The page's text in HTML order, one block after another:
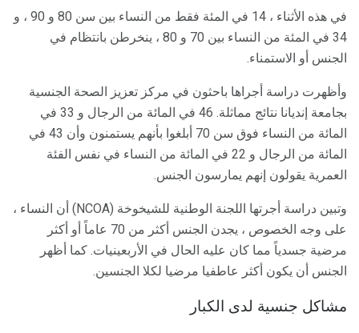
في هذه الأثناء ، 14 في المئة فقط من النساء بين سن 80 و 90 ، و
34 في المئة من النساء بين 70 و 80 ، ينخرطن بانتظام في
الجنس أو الاستمناء.
وأظهرت دراسة أجراها باحثون في مركز تعزيز الصحة الجنسية
بجامعة إنديانا نتائج مماثلة. 46 في المائة من الرجال و 33 في
المائة من النساء فوق سن 70 أبلغوا بأنهم يستمنون وأن 43 في
المائة من الرجال و 22 في المائة من النساء في نفس الفئة
العمرية يقولون إنهم يمارسون الجنس.
وتبين دراسة أجرتها اللجنة الوطنية للشيخوخة (NCOA) أن النساء ،
على وجه الخصوص ، يجدن الجنس أكثر من 70 عاماً أو أكثر
مرضية جسدياً مما كان عليه الحال في الأربعينيات. كما أظهر
الجنس أن يكون أكثر عاطفيا مرضيا لكلا الجنسين.
مشاكل جنسية لدى الكبار